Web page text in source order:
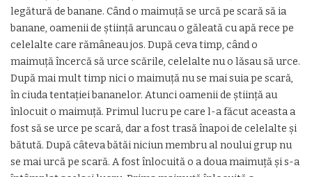
legătură de banane. Când o maimuţă se urcă pe scară să ia
banane, oamenii de ştiinţă aruncau o găleată cu apă rece pe
celelalte care rămâneau jos. După ceva timp, când o
maimuţă încercă să urce scările, celelalte nu o lăsau să urce.
După mai mult timp nici o maimuţă nu se mai suia pe scară,
în ciuda tentaţiei bananelor. Atunci oamenii de ştiinţă au
înlocuit o maimuţă. Primul lucru pe care l-a făcut aceasta a
fost să se urce pe scară, dar a fost trasă înapoi de celelalte şi
bătută. După câteva bătăi niciun membru al noului grup nu
se mai urcă pe scară. A fost înlocuită o a doua maimuţă şi s-a